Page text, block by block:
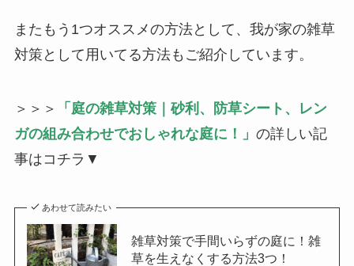
またもう1つオススメの方法として、我が家の雑草
対策として用いてる方法もご紹介しています。
＞＞＞
「庭の雑草対策｜砂利、防草シート、レン
ガの組み合わせでおしゃれな庭に！」 の詳しい記
事はコチラ▼
あわせて読みたい
雑草対策で手間いらずの庭に！雑
草を生えなくする方法3つ！